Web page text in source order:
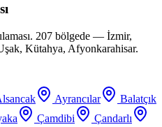
207 bölgede — İzmir,
Kütahya, Afyonkarahisar.
Ayrancılar
Balatçık
Çamdibi
Çandarlı